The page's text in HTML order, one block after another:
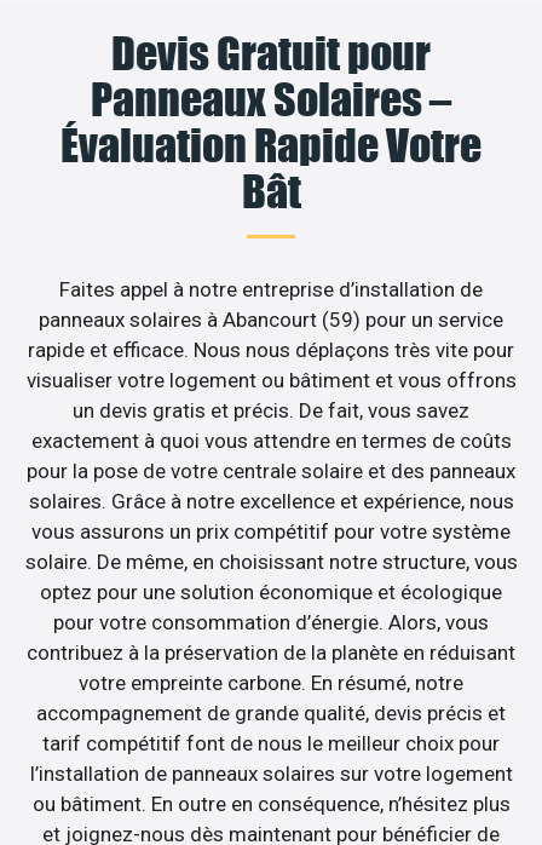
Devis Gratuit pour
Panneaux Solaires –
Évaluation Rapide Votre
Bât
Faites appel à notre entreprise d’installation de
panneaux solaires à Abancourt (59) pour un service
rapide et efficace. Nous nous déplaçons très vite pour
visualiser votre logement ou bâtiment et vous offrons
un devis gratis et précis. De fait, vous savez
exactement à quoi vous attendre en termes de coûts
pour la pose de votre centrale solaire et des panneaux
solaires. Grâce à notre excellence et expérience, nous
vous assurons un prix compétitif pour votre système
solaire. De même, en choisissant notre structure, vous
optez pour une solution économique et écologique
pour votre consommation d’énergie. Alors, vous
contribuez à la préservation de la planète en réduisant
votre empreinte carbone. En résumé, notre
accompagnement de grande qualité, devis précis et
tarif compétitif font de nous le meilleur choix pour
l’installation de panneaux solaires sur votre logement
ou bâtiment. En outre en conséquence, n’hésitez plus
et joignez-nous dès maintenant pour bénéficier de